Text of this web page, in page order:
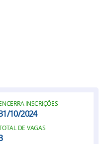
INSCRIÇÕES
10/2024
DE VAGAS